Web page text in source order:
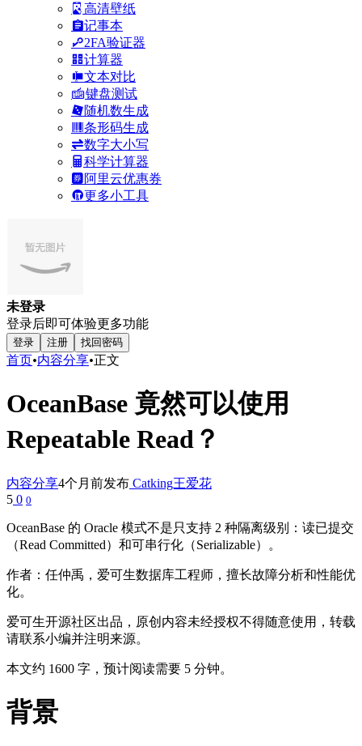
高清壁纸
记事本
2FA验证器
计算器
文本对比
键盘测试
随机数生成
条形码生成
数字大小写
科学计算器
阿里云优惠券
更多小工具
未登录
登录后即可体验更多功能
登录 注册 找回密码
首页•内容分享•正文
OceanBase 竟然可以使用
Repeatable Read？
内容分享4个月前发布 Catking王爱花
5 0 0
OceanBase 的 Oracle 模式不是只支持 2 种隔离级别：读已提交
（Read Committed）和可串行化（Serializable）。
作者：任仲禹，爱可生数据库工程师，擅长故障分析和性能优
化。
爱可生开源社区出品，原创内容未经授权不得随意使用，转载
请联系小编并注明来源。
本文约 1600 字，预计阅读需要 5 分钟。
背景